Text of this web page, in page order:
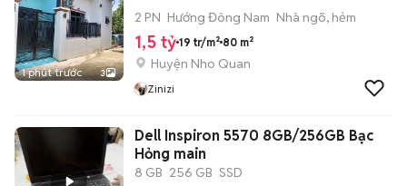
1 phút trước 3
2 PN Hướng Đông Nam Nhà ngõ, hẻm
1,5 tỷ 19 tr/m² 80 m²
Huyện Nho Quan
Zinizi
Dell Inspiron 5570 8GB/256GB Bạc
Hỏng main
8 GB 256 GB SSD